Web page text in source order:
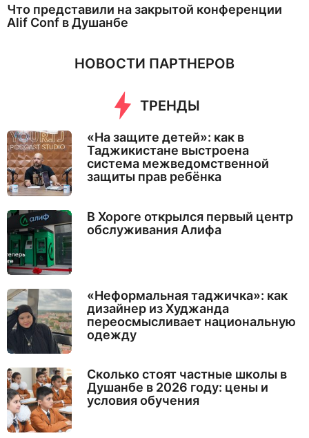
Что представили на закрытой конференции
Alif Conf в Душанбе
НОВОСТИ ПАРТНЕРОВ
ТРЕНДЫ
«На защите детей»: как в
Таджикистане выстроена
система межведомственной
защиты прав ребёнка
В Хороге открылся первый центр
обслуживания Алифа
«Неформальная таджичка»: как
дизайнер из Худжанда
переосмысливает национальную
одежду
Сколько стоят частные школы в
Душанбе в 2026 году: цены и
условия обучения